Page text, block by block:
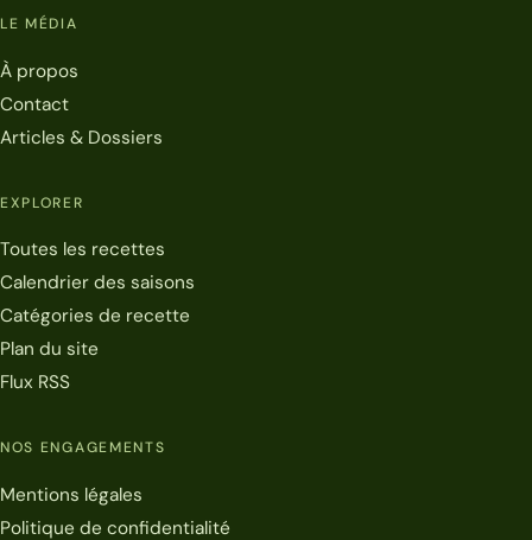
LE MÉDIA
À propos
Contact
Articles & Dossiers
EXPLORER
Toutes les recettes
Calendrier des saisons
Catégories de recette
Plan du site
Flux RSS
NOS ENGAGEMENTS
Mentions légales
Politique de confidentialité